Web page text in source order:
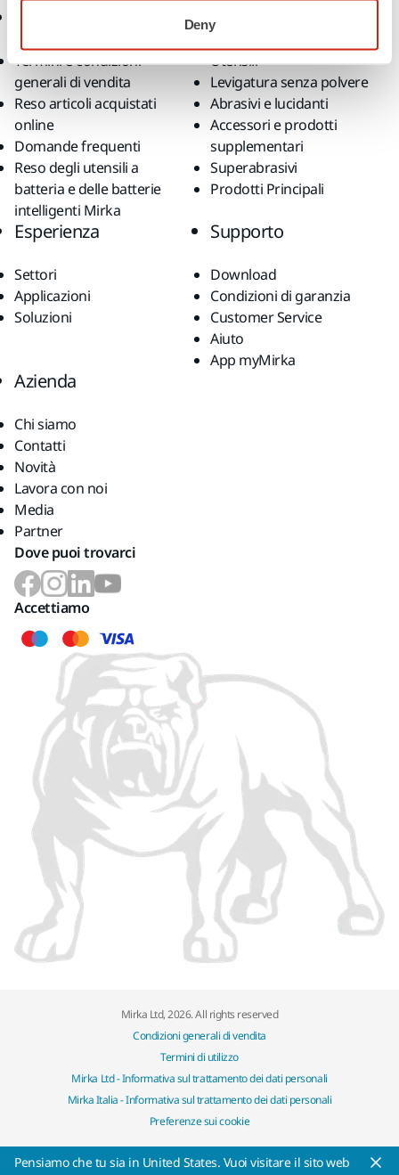
Deny
Termini e condizioni
generali di vendita
Reso articoli acquistati
online
Domande frequenti
Reso degli utensili a
batteria e delle batterie
intelligenti Mirka
Prodotti
Utensili
Levigatura senza polvere
Abrasivi e lucidanti
Accessori e prodotti
supplementari
Superabrasivi
Prodotti Principali
Esperienza
Settori
Applicazioni
Soluzioni
Supporto
Download
Condizioni di garanzia
Customer Service
Aiuto
App myMirka
Azienda
Chi siamo
Contatti
Novità
Lavora con noi
Media
Partner
Dove puoi trovarci
Accettiamo
Mirka Ltd, 2026. All rights reserved
Condizioni generali di vendita
Termini di utilizzo
Mirka Ltd - Informativa sul trattamento dei dati personali
Mirka Italia - Informativa sul trattamento dei dati personali
Preferenze sui cookie
Pensiamo che tu sia in United States. Vuoi visitare il sito web